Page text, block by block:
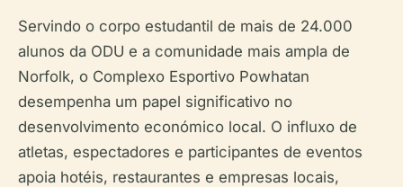
Servindo o corpo estudantil de mais de 24.000
alunos da ODU e a comunidade mais ampla de
Norfolk, o Complexo Esportivo Powhatan
desempenha um papel significativo no
desenvolvimento económico local. O influxo de
atletas, espectadores e participantes de eventos
apoia hotéis, restaurantes e empresas locais,